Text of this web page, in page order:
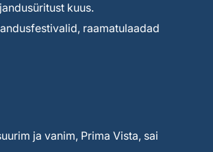
kuus.
raamatulaadad
ja vanim, Prima Vista, sai